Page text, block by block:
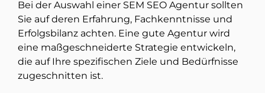
Bei der Auswahl einer SEM SEO Agentur sollten
Sie auf deren Erfahrung, Fachkenntnisse und
Erfolgsbilanz achten. Eine gute Agentur wird
eine maßgeschneiderte Strategie entwickeln,
die auf Ihre spezifischen Ziele und Bedürfnisse
zugeschnitten ist.